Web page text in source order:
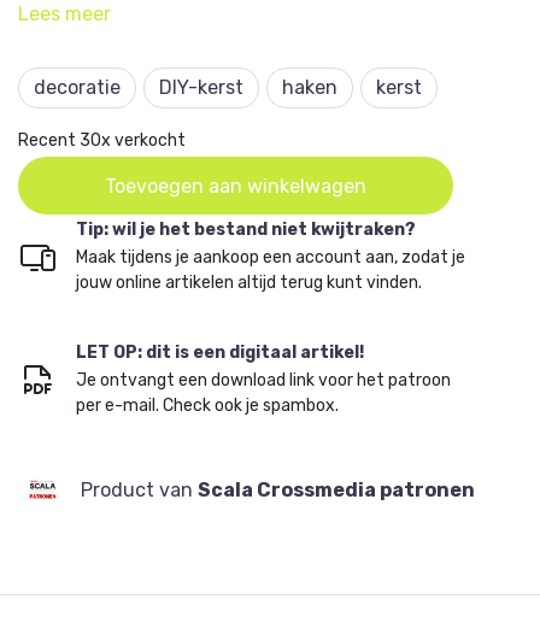
ontworpen door Joyce de Kousemaeker.
Lees meer
decoratie DIY-kerst haken kerst
Recent 30x verkocht
Toevoegen aan winkelwagen
Tip: wil je het bestand niet kwijtraken?
Maak tijdens je aankoop een account aan, zodat je
jouw online artikelen altijd terug kunt vinden.
LET OP: dit is een digitaal artikel!
Je ontvangt een download link voor het patroon
per e-mail. Check ook je spambox.
Product van Scala Crossmedia patronen